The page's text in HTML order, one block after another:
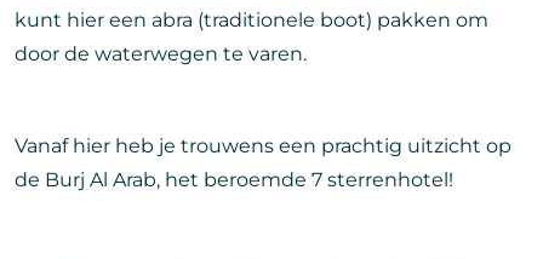
kunt hier een abra (traditionele boot) pakken om
door de waterwegen te varen.
Vanaf hier heb je trouwens een prachtig uitzicht op
de Burj Al Arab, het beroemde 7 sterrenhotel!